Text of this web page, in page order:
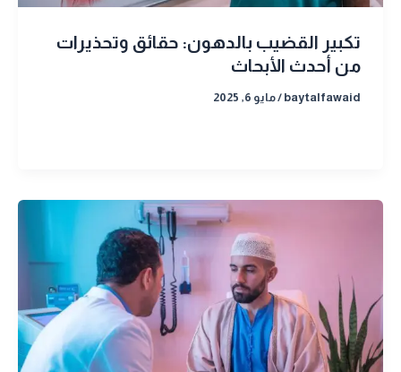
تكبير القضيب بالدهون: حقائق وتحذيرات
من أحدث الأبحاث
baytalfawaid
/مايو 6, 2025